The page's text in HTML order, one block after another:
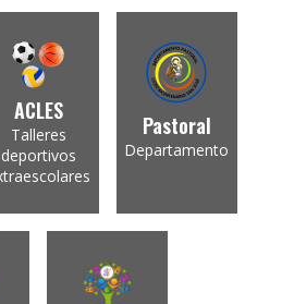
ACLES
Talleres
deportivos
Pastoral
Departamento